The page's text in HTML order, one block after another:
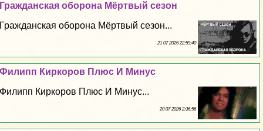
Гражданская оборона Мёртвый сезон
Гражданская оборона Мёртвый сезон...
21 07 2026 22:59:40
Филипп Киркоров Плюс И Минус
Филипп Киркоров Плюс И Минус...
20 07 2026 2:36:56